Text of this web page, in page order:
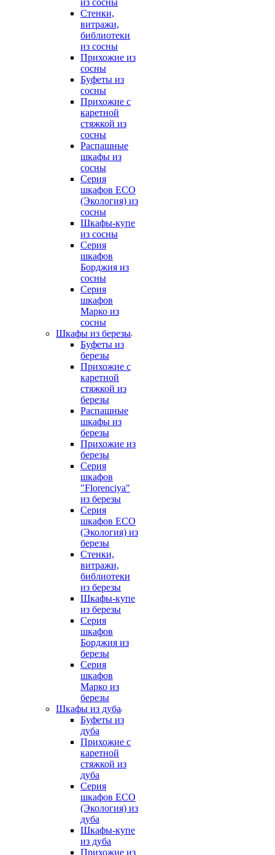
из сосны
Стенки,
витражи,
библиотеки
из сосны
Прихожие из
сосны
Буфеты из
сосны
Прихожие с
каретной
стяжкой из
сосны
Распашные
шкафы из
сосны
Серия
шкафов ECO
(Экология) из
сосны
Шкафы-купе
из сосны
Серия
шкафов
Борджия из
сосны
Серия
шкафов
Марко из
сосны
Шкафы из березы
Буфеты из
березы
Прихожие с
каретной
стяжкой из
березы
Распашные
шкафы из
березы
Прихожие из
березы
Серия
шкафов
"Florenciya"
из березы
Серия
шкафов ECO
(Экология) из
березы
Стенки,
витражи,
библиотеки
из березы
Шкафы-купе
из березы
Серия
шкафов
Борджия из
березы
Серия
шкафов
Марко из
березы
Шкафы из дуба
Буфеты из
дуба
Прихожие с
каретной
стяжкой из
дуба
Серия
шкафов ECO
(Экология) из
дуба
Шкафы-купе
из дуба
Прихожие из